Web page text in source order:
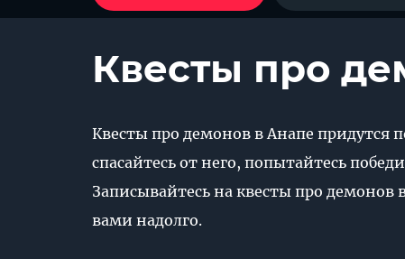
Квесты про
Квесты про демонов в Анапе придутся
спасайтесь от него, попытайтесь
Записывайтесь на квесты про
вами надолго.